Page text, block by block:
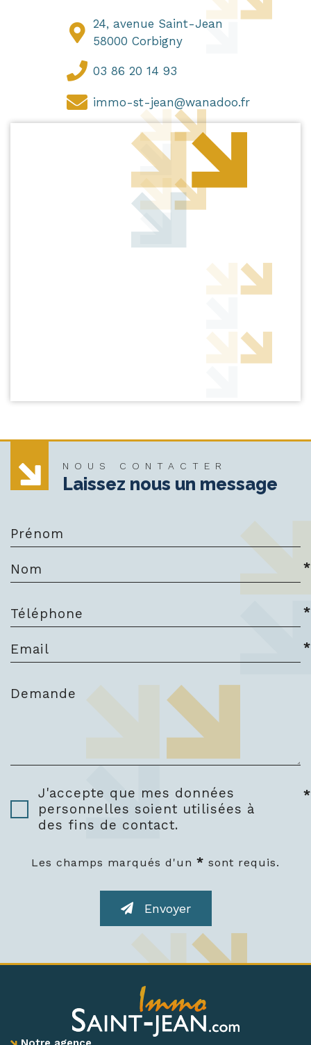
24, avenue Saint-Jean
58000 Corbigny
03 86 20 14 93
immo-st-jean@wanadoo.fr
NOUS CONTACTER
Laissez nous un message
Prénom
Nom *
Téléphone *
Email *
Demande
J'accepte que mes données
personnelles soient utilisées à
des fins de contact.
*
Les champs marqués d'un * sont requis.
Envoyer